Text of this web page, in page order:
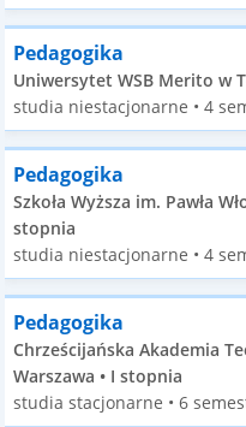
Pedagogika
Uniwersytet WSB Merito w
studia niestacjonarne • 4
Pedagogika
Szkoła Wyższa im. Pawła
stopnia
studia niestacjonarne • 4
Pedagogika
Chrześcijańska Akademia
Warszawa • I stopnia
studia stacjonarne • 6